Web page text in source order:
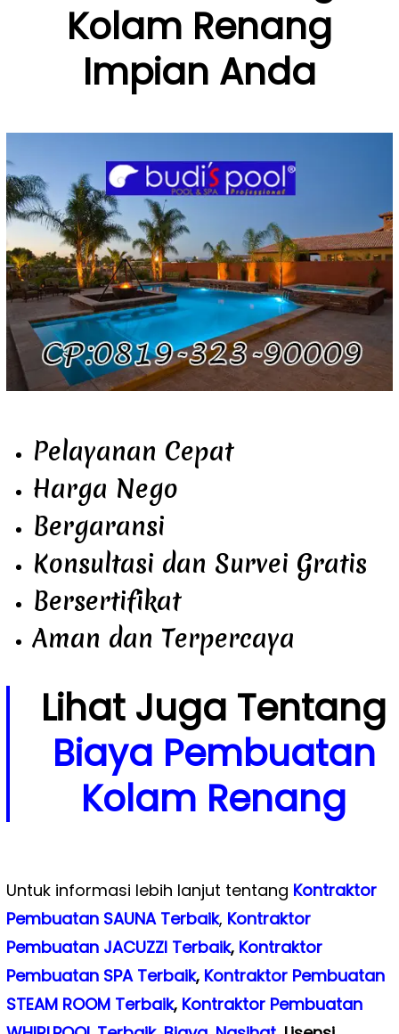
Kolam Renang
Impian Anda
Pelayanan Cepat
Harga Nego
Bergaransi
Konsultasi dan Survei Gratis
Bersertifikat
Aman dan Terpercaya
Lihat Juga Tentang
Biaya Pembuatan
Kolam Renang
Untuk informasi lebih lanjut tentang Kontraktor
Pembuatan SAUNA Terbaik, Kontraktor
Pembuatan JACUZZI Terbaik,Kontraktor
Pembuatan SPA Terbaik,Kontraktor Pembuatan
STEAM ROOM Terbaik, Kontraktor Pembuatan